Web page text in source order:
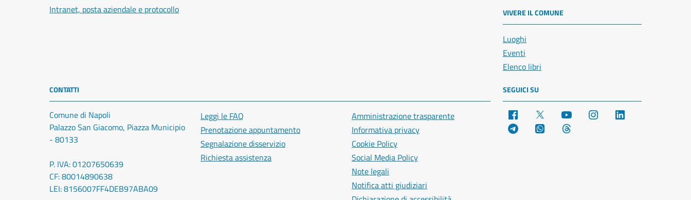
Intranet, posta aziendale e protocollo
VIVERE IL COMUNE
Luoghi
Eventi
Elenco libri
CONTATTI
Comune di Napoli
Palazzo San Giacomo, Piazza Municipio
- 80133
P. IVA: 01207650639
CF: 80014890638
LEI: 8156007FF4DEB97ABA09
Leggi le FAQ
Prenotazione appuntamento
Segnalazione disservizio
Richiesta assistenza
Amministrazione trasparente
Informativa privacy
Cookie Policy
Social Media Policy
Note legali
Notifica atti giudiziari
SEGUICI SU
Facebook YouTube Instagram
Telegram WhatsApp